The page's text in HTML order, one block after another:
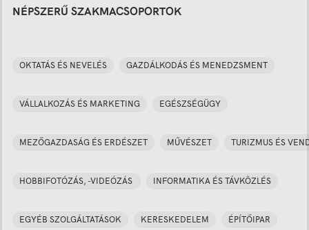
NÉPSZERŰ SZAKMACSOPORTOK
OKTATÁS ÉS NEVELÉS GAZDÁLKODÁS ÉS MENEDZSMENT
VÁLLALKOZÁS ÉS MARKETING EGÉSZSÉGÜGY
MEZŐGAZDASÁG ÉS ERDÉSZET MŰVÉSZET TURIZMUS ÉS
HOBBIFOTÓZÁS, -VIDEÓZÁS INFORMATIKA ÉS TÁVKÖZLÉS
EGYÉB SZOLGÁLTATÁSOK KERESKEDELEM ÉPÍTŐIPAR